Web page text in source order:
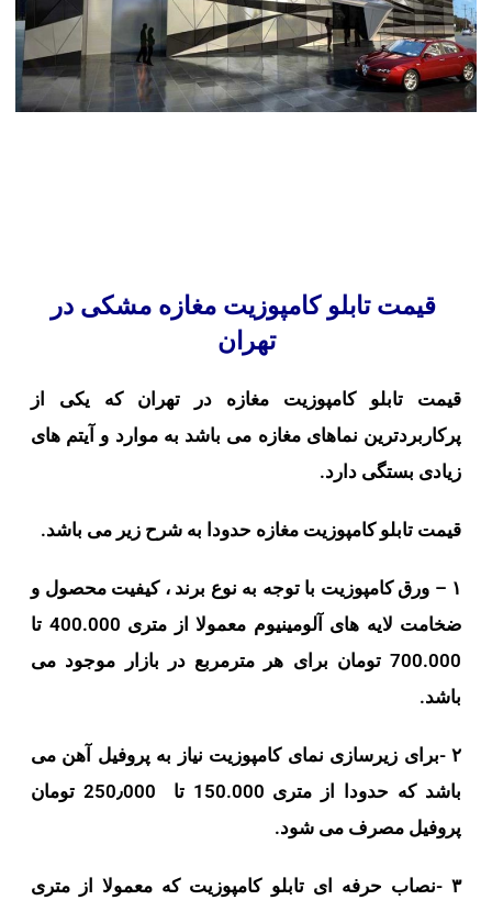
قیمت تابلو کامپوزیت مغازه مشکی در
تهران
قیمت تابلو کامپوزیت مغازه در تهران که یکی از
پرکاربردترین نماهای مغازه می باشد به موارد و آیتم های
زیادی بستگی دارد.
قیمت تابلو کامپوزیت مغازه حدودا به شرح زیر می باشد.
۱ – ورق کامپوزیت با توجه به نوع برند ، کیفیت محصول و
ضخامت لایه های آلومینیوم معمولا از متری 400.000 تا
700.000 تومان برای هر مترمربع در بازار موجود می
باشد.
۲ -برای زیرسازی نمای کامپوزیت نیاز به پروفیل آهن می
باشد که حدودا از متری 150.000 تا 250٫000 تومان
پروفیل مصرف می شود.
۳ -نصاب حرفه ای تابلو کامپوزیت که معمولا از متری